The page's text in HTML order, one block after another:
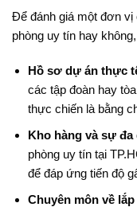
Để đánh giá một đơn
phòng uy tín hay
Hồ sơ dự án thực
các tập đoàn hay
thực chiến là bằng
Kho hàng và sự đa
phòng uy tín tại
để đáp ứng tiến độ
Chuyên môn về lắp